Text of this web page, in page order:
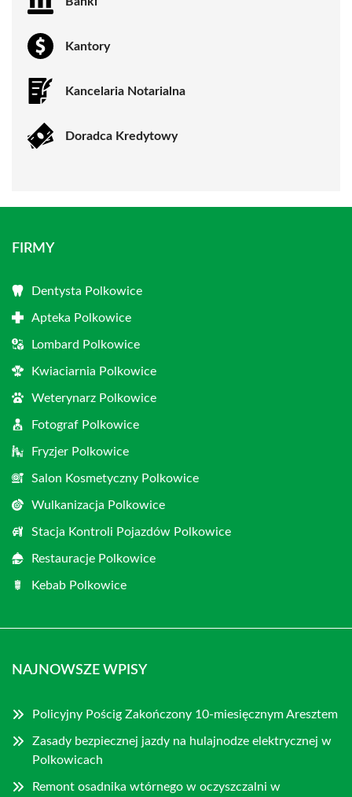
Kantory
Kancelaria Notarialna
Doradca Kredytowy
FIRMY
Dentysta Polkowice
Apteka Polkowice
Lombard Polkowice
Kwiaciarnia Polkowice
Weterynarz Polkowice
Fotograf Polkowice
Fryzjer Polkowice
Salon Kosmetyczny Polkowice
Wulkanizacja Polkowice
Stacja Kontroli Pojazdów Polkowice
Restauracje Polkowice
Kebab Polkowice
NAJNOWSZE WPISY
Policyjny Pościg Zakończony 10-miesięcznym Aresztem
Zasady bezpiecznej jazdy na hulajnodze elektrycznej w
Polkowicach
Remont osadnika wtórnego w oczyszczalni w